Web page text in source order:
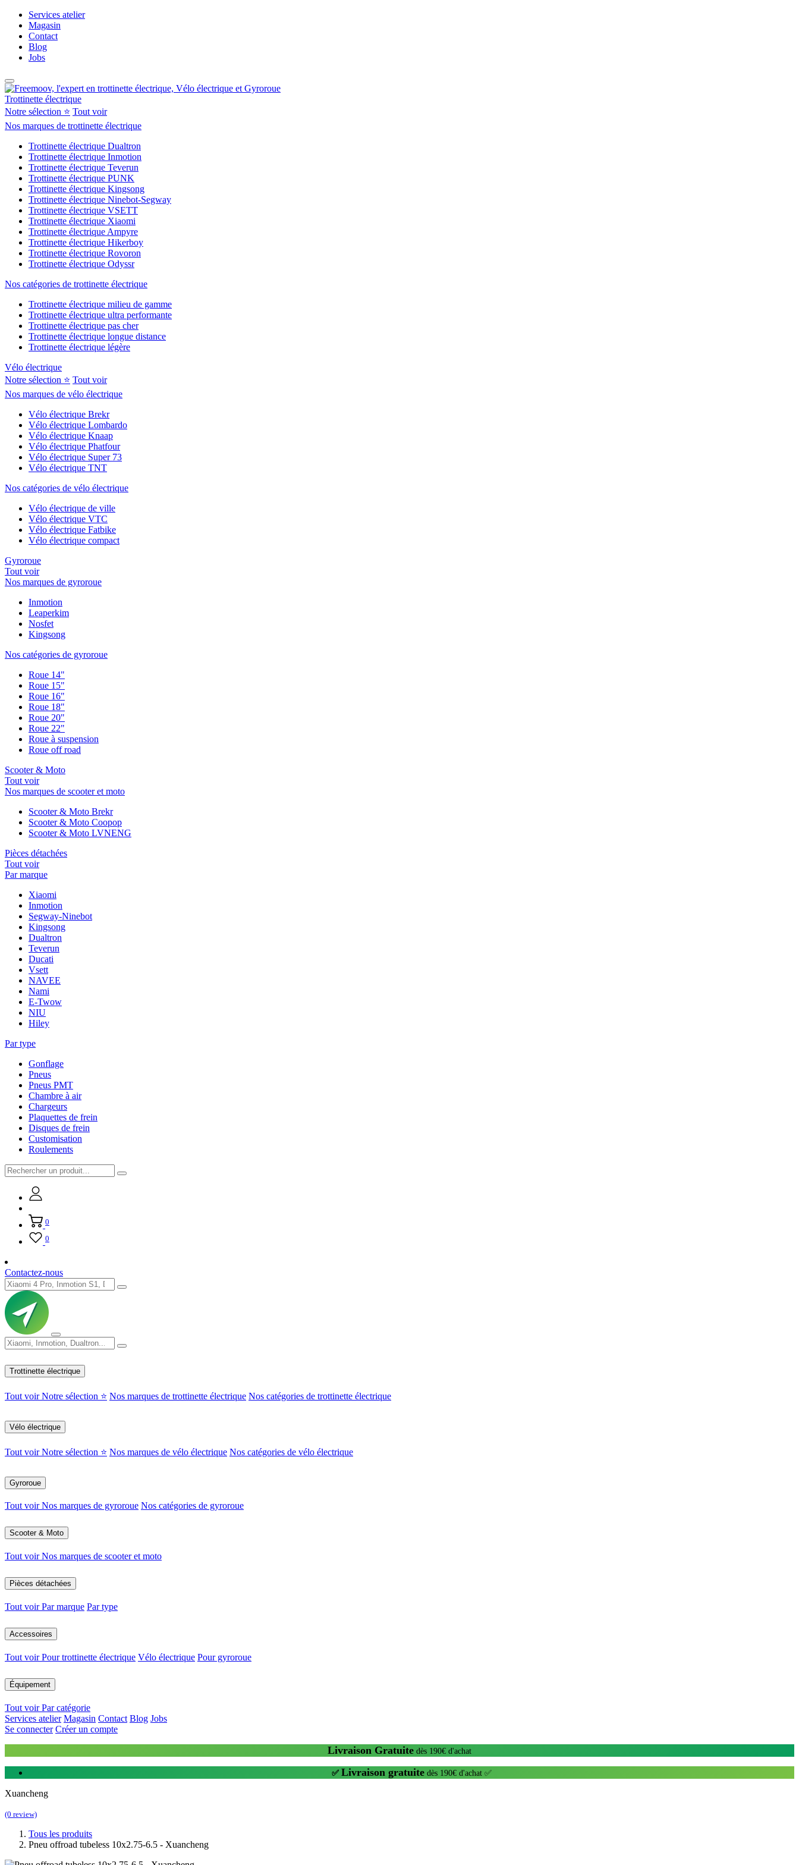
Services atelier
Magasin
Contact
Blog
Jobs
Trottinette électrique
Notre sélection ⭐ Tout voir
Nos marques de trottinette électrique
Trottinette électrique Dualtron
Trottinette électrique Inmotion
Trottinette électrique Teverun
Trottinette électrique PUNK
Trottinette électrique Kingsong
Trottinette électrique Ninebot-Segway
Trottinette électrique VSETT
Trottinette électrique Xiaomi
Trottinette électrique Ampyre
Trottinette électrique Hikerboy
Trottinette électrique Rovoron
Trottinette électrique Odyssr
Nos catégories de trottinette électrique
Trottinette électrique milieu de gamme
Trottinette électrique ultra performante
Trottinette électrique pas cher
Trottinette électrique longue distance
Trottinette électrique légère
Vélo électrique
Notre sélection ⭐ Tout voir
Nos marques de vélo électrique
Vélo électrique Brekr
Vélo électrique Lombardo
Vélo électrique Knaap
Vélo électrique Phatfour
Vélo électrique Super 73
Vélo électrique TNT
Nos catégories de vélo électrique
Vélo électrique de ville
Vélo électrique VTC
Vélo électrique Fatbike
Vélo électrique compact
Gyroroue
Tout voir
Nos marques de gyroroue
Inmotion
Leaperkim
Nosfet
Kingsong
Nos catégories de gyroroue
Roue 14"
Roue 15"
Roue 16"
Roue 18"
Roue 20"
Roue 22"
Roue à suspension
Roue off road
Scooter & Moto
Tout voir
Nos marques de scooter et moto
Scooter & Moto Brekr
Scooter & Moto Coopop
Scooter & Moto LVNENG
Pièces détachées
Tout voir
Par marque
Xiaomi
Inmotion
Segway-Ninebot
Kingsong
Dualtron
Teverun
Ducati
Vsett
NAVEE
Nami
E-Twow
NIU
Hiley
Par type
Gonflage
Pneus
Pneus PMT
Chambre à air
Chargeurs
Plaquettes de frein
Disques de frein
Customisation
Roulements
0
0
Contactez-nous
Trottinette électrique
Tout voirNotre sélection ⭐ Nos marques de trottinette électrique Nos catégories de trottinette électrique
Vélo électrique
Tout voirNotre sélection ⭐ Nos marques de vélo électrique Nos catégories de vélo électrique
Gyroroue
Tout voirNos marques de gyroroue Nos catégories de gyroroue
Scooter & Moto
Tout voirNos marques de scooter et moto
Pièces détachées
Tout voirPar marque Par type
Accessoires
Tout voirPour trottinette électrique Vélo électrique Pour gyroroue
Équipement
Tout voirPar catégorie
Services atelier Magasin Contact Blog Jobs
Se connecter Créer un compte
Livraison Gratuite dès 190€ d'achat
✅ Livraison gratuite dès 190€ d'achat ✅
Xuancheng
(0 review)
Tous les produits
Pneu offroad tubeless 10x2.75-6.5 - Xuancheng